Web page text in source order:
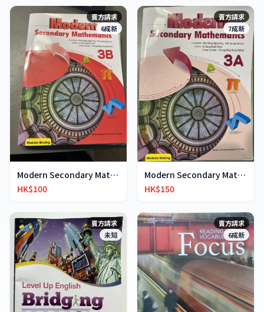
賣方請求
6成新
Modern Secondary Mathematics 3B
HK$100
賣方請求
7成新
Modern Secondary Mathematics 3A
HK$150
賣方請求
未知
賣方請求
6成新